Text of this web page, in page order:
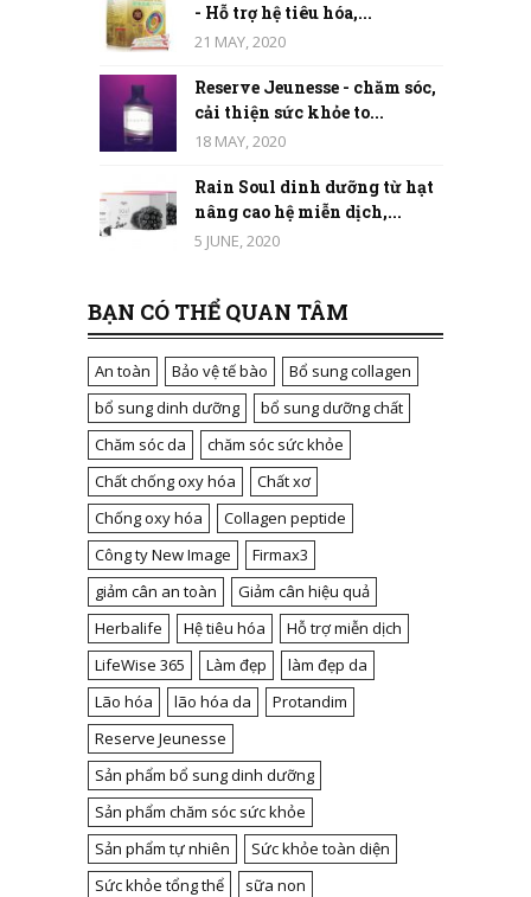
- Hỗ trợ hệ tiêu hóa,...
21 MAY, 2020
Reserve Jeunesse - chăm sóc,
cải thiện sức khỏe to...
18 MAY, 2020
Rain Soul dinh dưỡng từ hạt
nâng cao hệ miễn dịch,...
5 JUNE, 2020
BẠN CÓ THỂ QUAN TÂM
An toàn Bảo vệ tế bào
Bổ sung collagen
bổ sung dinh dưỡng
bổ sung dưỡng chất
Chăm sóc da
chăm sóc sức khỏe
Chất chống oxy hóa
Chất xơ
Chống oxy hóa
Collagen peptide
Công ty New Image
Firmax3
giảm cân an toàn
Giảm cân hiệu quả
Herbalife
Hệ tiêu hóa
Hỗ trợ miễn dịch
LifeWise 365
Làm đẹp
làm đẹp da
Lão hóa
lão hóa da
Protandim
Reserve Jeunesse
Sản phẩm bổ sung dinh dưỡng
Sản phẩm chăm sóc sức khỏe
Sản phẩm tự nhiên
Sức khỏe toàn diện
Sức khỏe tổng thể
sữa non